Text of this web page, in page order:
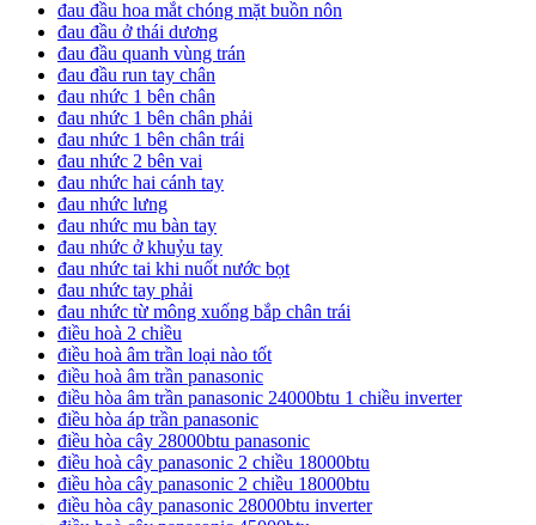
đau đầu hoa mắt chóng mặt buồn nôn
đau đầu ở thái dương
đau đầu quanh vùng trán
đau đầu run tay chân
đau nhức 1 bên chân
đau nhức 1 bên chân phải
đau nhức 1 bên chân trái
đau nhức 2 bên vai
đau nhức hai cánh tay
đau nhức lưng
đau nhức mu bàn tay
đau nhức ở khuỷu tay
đau nhức tai khi nuốt nước bọt
đau nhức tay phải
đau nhức từ mông xuống bắp chân trái
điều hoà 2 chiều
điều hoà âm trần loại nào tốt
điều hoà âm trần panasonic
điều hòa âm trần panasonic 24000btu 1 chiều inverter
điều hòa áp trần panasonic
điều hòa cây 28000btu panasonic
điều hoà cây panasonic 2 chiều 18000btu
điều hòa cây panasonic 2 chiều 18000btu
điều hòa cây panasonic 28000btu inverter